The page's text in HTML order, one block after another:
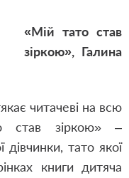
«Мій тато став
зіркою», Галина
читачеві на всю
став зіркою» –
тато якої
книги дитяча